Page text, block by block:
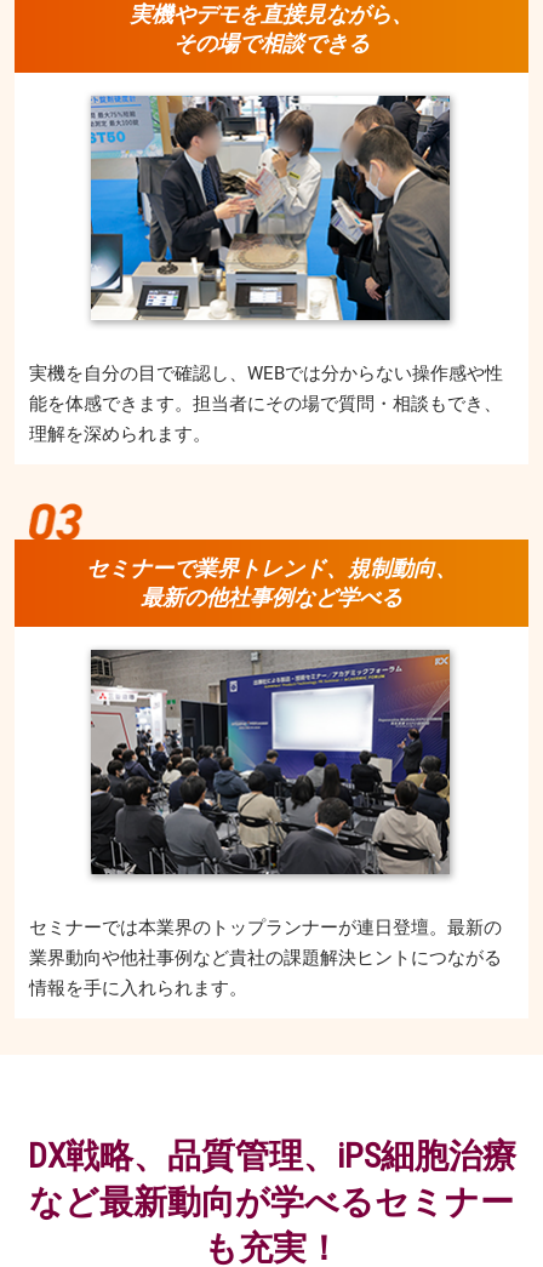
実機やデモを直接見ながら、
その場で相談できる
実機を自分の目で確認し、WEBでは分からない操作感や性
能を体感できます。担当者にその場で質問・相談もでき、
理解を深められます。
セミナーで業界トレンド、規制動向、
最新の他社事例など学べる
セミナーでは本業界のトップランナーが連日登壇。最新の
業界動向や他社事例など貴社の課題解決ヒントにつながる
情報を手に入れられます。
DX戦略、品質管理、iPS細胞治療
など最新動向が学べるセミナー
も充実！